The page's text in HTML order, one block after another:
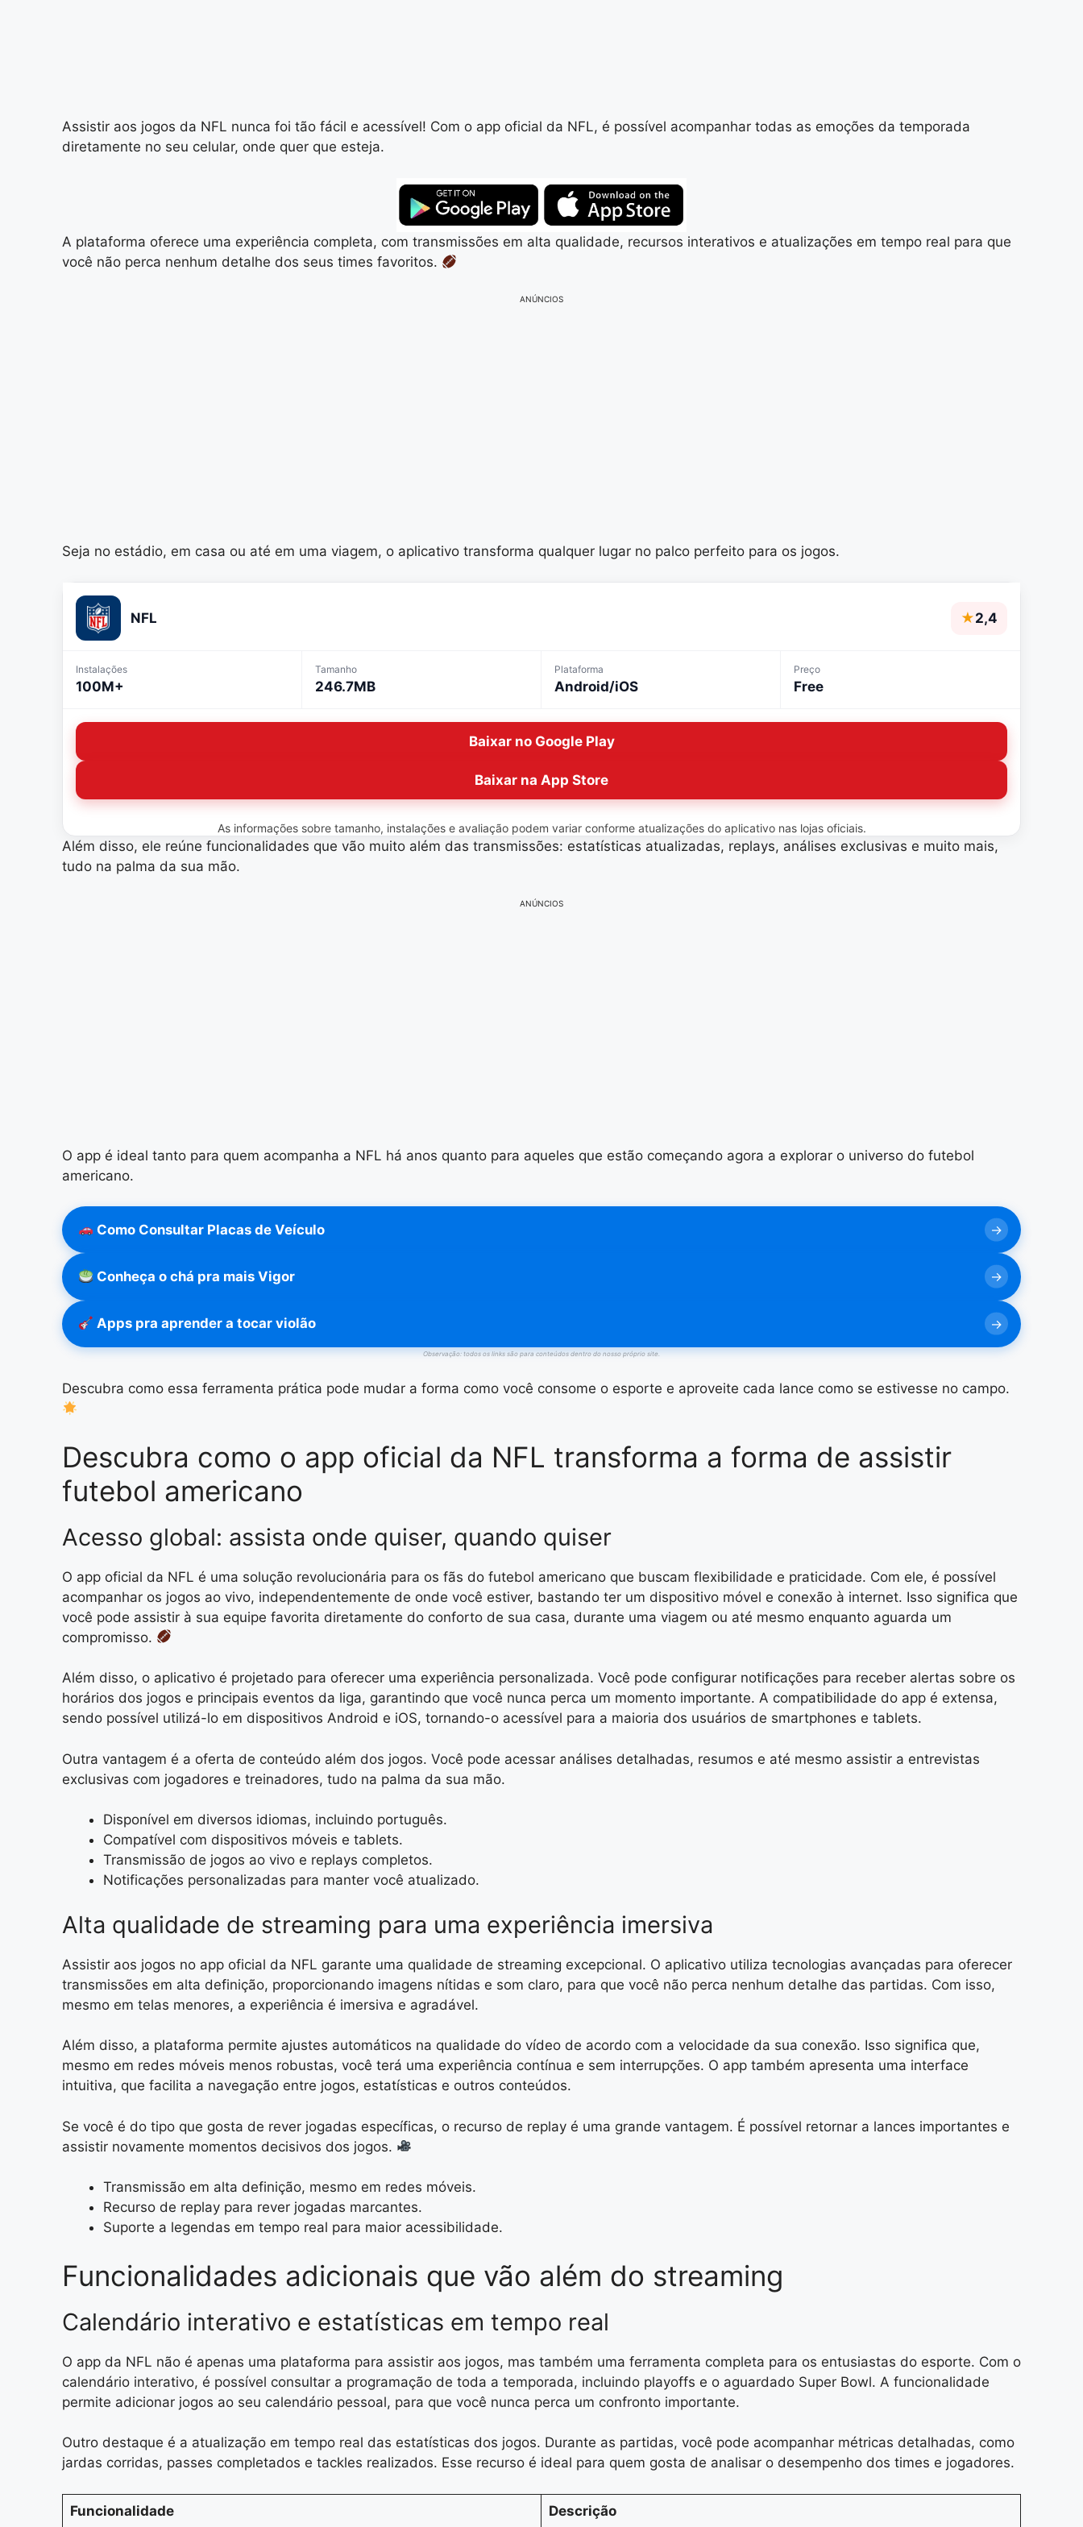
Assistir aos jogos da NFL nunca foi tão fácil e acessível! Com o app oficial da NFL, é possível acompanhar todas as emoções da temporada
diretamente no seu celular, onde quer que esteja.
A plataforma oferece uma experiência completa, com transmissões em alta qualidade, recursos interativos e atualizações em tempo real para que
você não perca nenhum detalhe dos seus times favoritos.
ANÚNCIOS
Seja no estádio, em casa ou até em uma viagem, o aplicativo transforma qualquer lugar no palco perfeito para os jogos.
NFL ★2,4
Instalações
100M+
Tamanho
246.7MB
Plataforma
Android/iOS
Preço
Free
Baixar no Google Play
Baixar na App Store
As informações sobre tamanho, instalações e avaliação podem variar conforme atualizações do aplicativo nas lojas oficiais.
Além disso, ele reúne funcionalidades que vão muito além das transmissões: estatísticas atualizadas, replays, análises exclusivas e muito mais,
tudo na palma da sua mão.
ANÚNCIOS
O app é ideal tanto para quem acompanha a NFL há anos quanto para aqueles que estão começando agora a explorar o universo do futebol
americano.
Como Consultar Placas de Veículo
Conheça o chá pra mais Vigor
Apps pra aprender a tocar violão
Observação: todos os links são para conteúdos dentro do nosso próprio site.
Descubra como essa ferramenta prática pode mudar a forma como você consome o esporte e aproveite cada lance como se estivesse no campo.
Descubra como o app oficial da NFL transforma a forma de assistir
futebol americano
Acesso global: assista onde quiser, quando quiser
O app oficial da NFL é uma solução revolucionária para os fãs do futebol americano que buscam flexibilidade e praticidade. Com ele, é possível
acompanhar os jogos ao vivo, independentemente de onde você estiver, bastando ter um dispositivo móvel e conexão à internet. Isso significa que
você pode assistir à sua equipe favorita diretamente do conforto de sua casa, durante uma viagem ou até mesmo enquanto aguarda um
compromisso.
Além disso, o aplicativo é projetado para oferecer uma experiência personalizada. Você pode configurar notificações para receber alertas sobre os
horários dos jogos e principais eventos da liga, garantindo que você nunca perca um momento importante. A compatibilidade do app é extensa,
sendo possível utilizá-lo em dispositivos Android e iOS, tornando-o acessível para a maioria dos usuários de smartphones e tablets.
Outra vantagem é a oferta de conteúdo além dos jogos. Você pode acessar análises detalhadas, resumos e até mesmo assistir a entrevistas
exclusivas com jogadores e treinadores, tudo na palma da sua mão.
Disponível em diversos idiomas, incluindo português.
Compatível com dispositivos móveis e tablets.
Transmissão de jogos ao vivo e replays completos.
Notificações personalizadas para manter você atualizado.
Alta qualidade de streaming para uma experiência imersiva
Assistir aos jogos no app oficial da NFL garante uma qualidade de streaming excepcional. O aplicativo utiliza tecnologias avançadas para oferecer
transmissões em alta definição, proporcionando imagens nítidas e som claro, para que você não perca nenhum detalhe das partidas. Com isso,
mesmo em telas menores, a experiência é imersiva e agradável.
Além disso, a plataforma permite ajustes automáticos na qualidade do vídeo de acordo com a velocidade da sua conexão. Isso significa que,
mesmo em redes móveis menos robustas, você terá uma experiência contínua e sem interrupções. O app também apresenta uma interface
intuitiva, que facilita a navegação entre jogos, estatísticas e outros conteúdos.
Se você é do tipo que gosta de rever jogadas específicas, o recurso de replay é uma grande vantagem. É possível retornar a lances importantes e
assistir novamente momentos decisivos dos jogos.
Transmissão em alta definição, mesmo em redes móveis.
Recurso de replay para rever jogadas marcantes.
Suporte a legendas em tempo real para maior acessibilidade.
Funcionalidades adicionais que vão além do streaming
Calendário interativo e estatísticas em tempo real
O app da NFL não é apenas uma plataforma para assistir aos jogos, mas também uma ferramenta completa para os entusiastas do esporte. Com o
calendário interativo, é possível consultar a programação de toda a temporada, incluindo playoffs e o aguardado Super Bowl. A funcionalidade
permite adicionar jogos ao seu calendário pessoal, para que você nunca perca um confronto importante.
Outro destaque é a atualização em tempo real das estatísticas dos jogos. Durante as partidas, você pode acompanhar métricas detalhadas, como
jardas corridas, passes completados e tackles realizados. Esse recurso é ideal para quem gosta de analisar o desempenho dos times e jogadores.
Funcionalidade Descrição